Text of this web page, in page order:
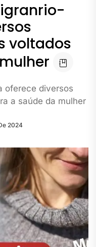
voltados
oferece diversos
a saúde da mulher
2024